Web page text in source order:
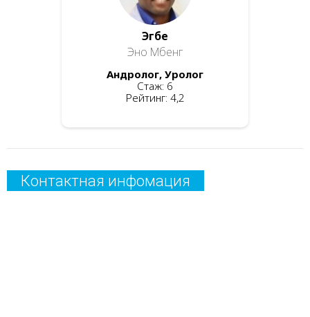
Эгбе
Эно Мбенг
Андролог, Уролог
Стаж: 6
Рейтинг: 4,2
Контактная инфомация